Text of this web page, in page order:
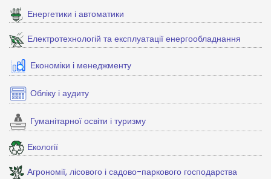
Енергетики і автоматики
Електротехнологій та експлуатації енергообладнання
Економіки і менеджменту
Обліку і аудиту
Гуманітарної освіти і туризму
Екології
Агрономії, лісового і садово-паркового господарства